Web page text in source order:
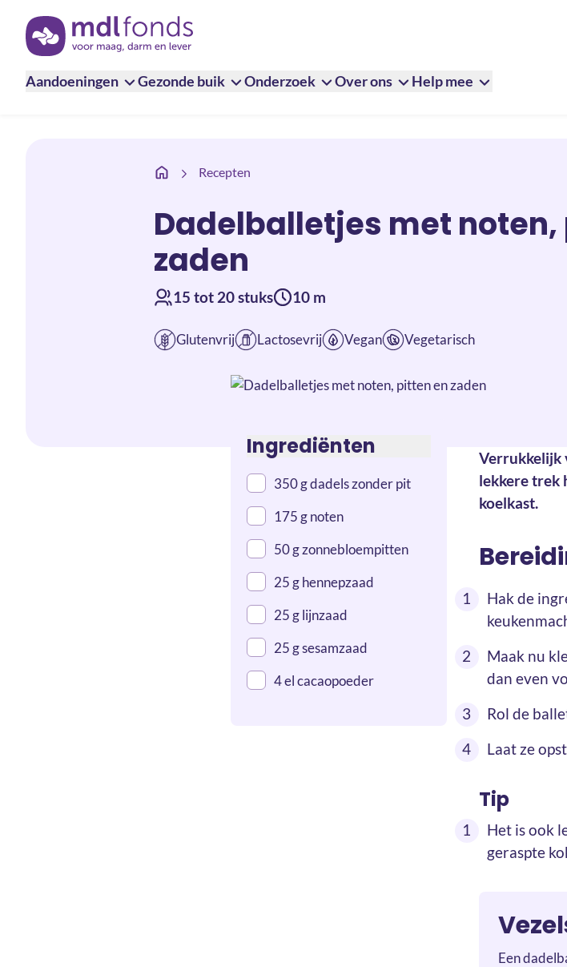
Terug naar de homepage
Aandoeningen Gezonde buik Onderzoek Over ons Help mee
Recepten
Dadelballetjes met noten,
zaden
15 tot 20 stuks 10 m
Glutenvrij Lactosevrij Vegan Vegetarisch
Ingrediënten
350 g dadels zonder pit
175 g noten
50 g zonnebloempitten
25 g hennepzaad
25 g lijnzaad
25 g sesamzaad
4 el cacaopoeder
Verrukkelijk
lekkere trek
koelkast.
Hak de
Maak nu
dan even
Rol de
Laat ze
Tip
Het is ook
geraspte
Een